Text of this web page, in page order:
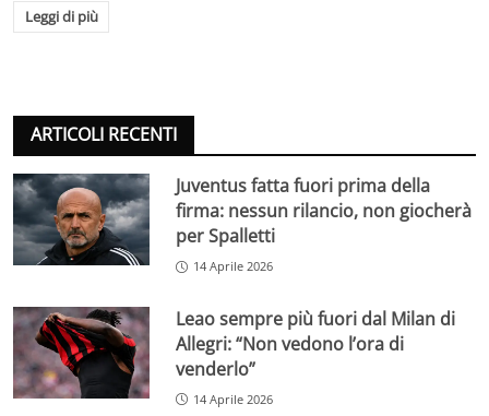
Leggi di più
ARTICOLI RECENTI
Juventus fatta fuori prima della
firma: nessun rilancio, non giocherà
per Spalletti
14 Aprile 2026
Leao sempre più fuori dal Milan di
Allegri: “Non vedono l’ora di
venderlo”
14 Aprile 2026